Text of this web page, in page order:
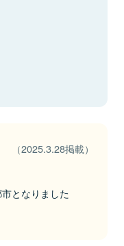
（2025.3.28掲載）
となりました